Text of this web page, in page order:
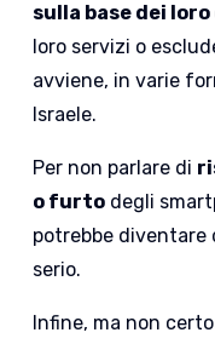
sulla base dei
loro servizi o
avviene, in varie
Israele.
Per non parlare di
o furto degli
potrebbe diventare
serio.
Infine, ma non